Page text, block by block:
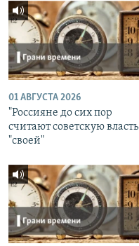
01 АВГУСТА 2026
"Россияне до сих пор
считают советскую власть
"своей"